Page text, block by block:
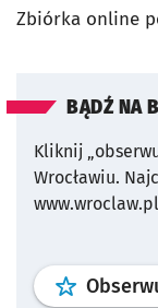
Zbiórka online
BĄDŹ NA
Kliknij
Wrocławiu.